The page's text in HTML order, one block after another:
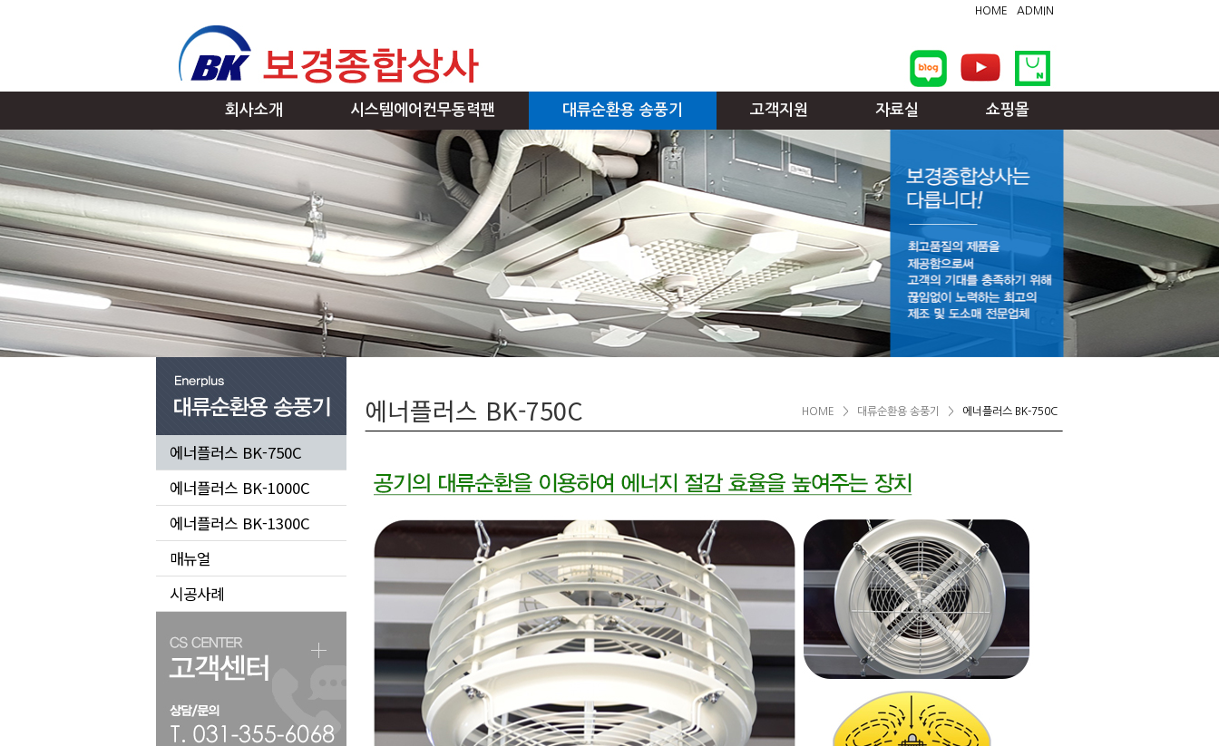
HOME ADMIN
회사소개 시스템에어컨무동력팬 대류순환용 송풍기 고객지원 자료실 쇼핑몰
에너플러스 BK-750C
에너플러스 BK-1000C
에너플러스 BK-1300C
매뉴얼
시공사례
에너플러스 BK-750C HOME > 대류순환용 송풍기 > 에너플러스 BK-750C